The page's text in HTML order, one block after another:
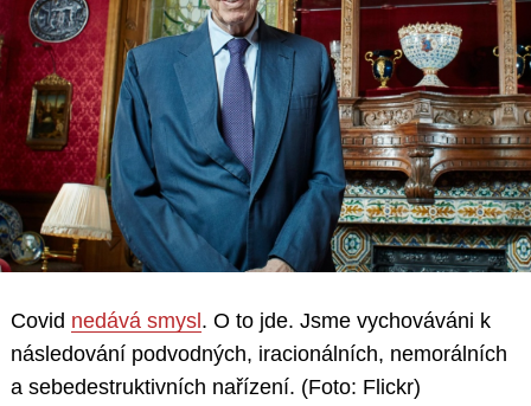
Covid nedává smysl . O to jde. Jsme vychováváni k
následování podvodných, iracionálních, nemorálních
a sebedestruktivních nařízení. (Foto: Flickr)